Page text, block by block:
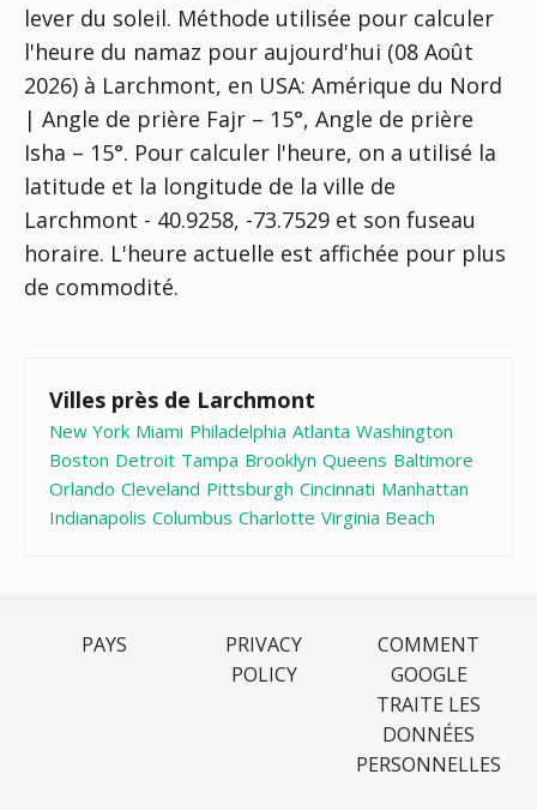
lever du soleil. Méthode utilisée pour calculer
l'heure du namaz pour aujourd'hui (08 Août
2026) à Larchmont, en USA: Amérique du Nord
| Angle de prière Fajr – 15°, Angle de prière
Isha – 15°. Pour calculer l'heure, on a utilisé la
latitude et la longitude de la ville de
Larchmont - 40.9258, -73.7529 et son fuseau
horaire. L'heure actuelle est affichée pour plus
de commodité.
Villes près de Larchmont
New York Miami Philadelphia Atlanta Washington
Boston Detroit Tampa Brooklyn Queens Baltimore
Orlando Cleveland Pittsburgh Cincinnati Manhattan
Indianapolis Columbus Charlotte Virginia Beach
PAYS
PRIVACY
POLICY
COMMENT
GOOGLE
TRAITE LES
DONNÉES
PERSONNELLES